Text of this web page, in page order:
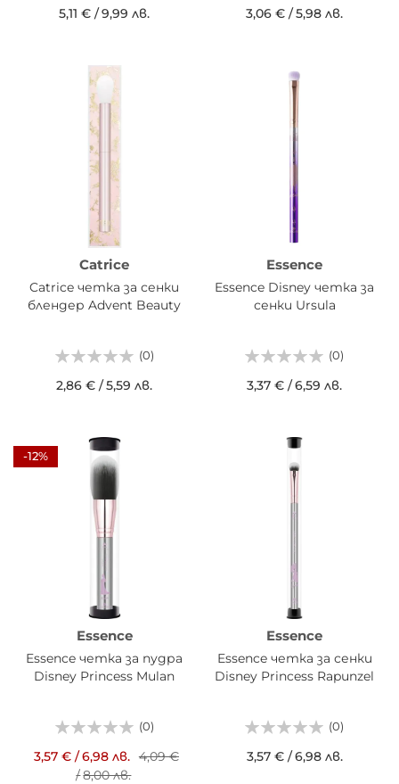
5,11 € /9,99 лв. 3,06 € /5,98 лв.
Catrice
Catrice четка за сенки
блендер Advent Beauty
(0)
2,86 € /5,59 лв.
Essence
Essence Disney четка за
сенки Ursula
(0)
3,37 € /6,59 лв.
-12%
Essence
Essence четка за пудра
Disney Princess Mulan
(0)
3,57 €/6,98 лв. 4,09 €
/8,00 лв.
Essence
Essence четка за сенки
Disney Princess Rapunzel
(0)
3,57 €/6,98 лв.